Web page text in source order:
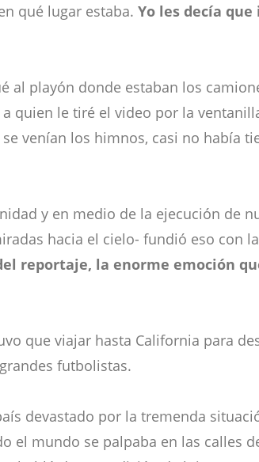
qué lugar estaba. Yo les decía
playón donde estaban los
a quien le tiré el video por la
venían los himnos, casi no había
y en medio de la ejecución de
hacia el cielo- fundió eso con
reportaje, la enorme emoción
que viajar hasta California para
futbolistas.
devastado por la tremenda
el mundo se palpaba en las calles